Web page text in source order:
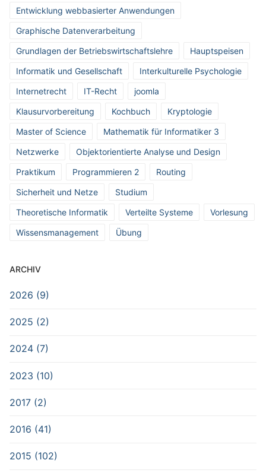
Entwicklung webbasierter Anwendungen
Graphische Datenverarbeitung
Grundlagen der Betriebswirtschaftslehre
Hauptspeisen
Informatik und Gesellschaft
Interkulturelle Psychologie
Internetrecht
IT-Recht
joomla
Klausurvorbereitung
Kochbuch
Kryptologie
Master of Science
Mathematik für Informatiker 3
Netzwerke
Objektorientierte Analyse und Design
Praktikum
Programmieren 2
Routing
Sicherheit und Netze
Studium
Theoretische Informatik
Verteilte Systeme
Vorlesung
Wissensmanagement
Übung
ARCHIV
2026 (9)
2025 (2)
2024 (7)
2023 (10)
2017 (2)
2016 (41)
2015 (102)